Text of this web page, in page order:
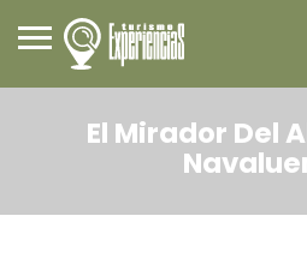
El Mirador Del